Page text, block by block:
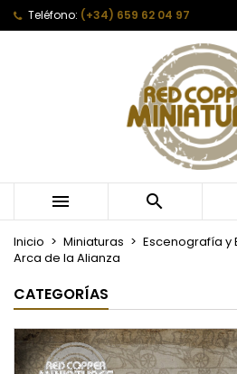
Teléfono: (+34) 659 62 04 97
 
Inicio Miniaturas Escenografía y
Arca de la Alianza
CATEGORÍAS